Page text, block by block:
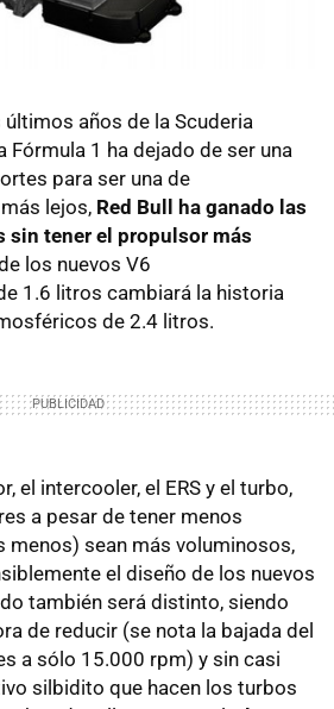
años de la Scuderia
Fórmula 1 ha dejado de ser una
para ser una de
lejos, Red Bull ha ganado las
sin tener el propulsor más
los nuevos V6
1.6 litros cambiará la historia
de 2.4 litros.
el intercooler, el ERS y el turbo,
a pesar de tener menos
menos) sean más voluminosos,
el diseño de los nuevos
también será distinto, siendo
de reducir (se nota la bajada del
a sólo 15.000 rpm) y sin casi
silbidito que hacen los turbos